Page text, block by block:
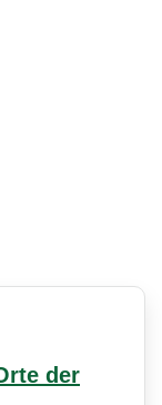
der